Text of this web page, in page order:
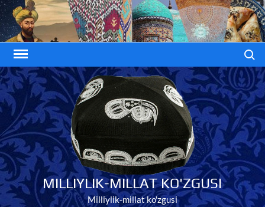
Skip
to
content
MILLIYLIK-MILLAT KO'ZGUSI
Milliylik-millat ko'zgusi